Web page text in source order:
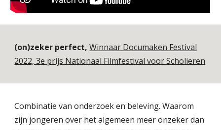
(on)zeker perfect,Winnaar Documaken Festival
2022, 3e prijs Nationaal Filmfestival voor Scholieren
Combinatie van onderzoek en beleving. Waarom
zijn jongeren over het algemeen meer onzeker dan